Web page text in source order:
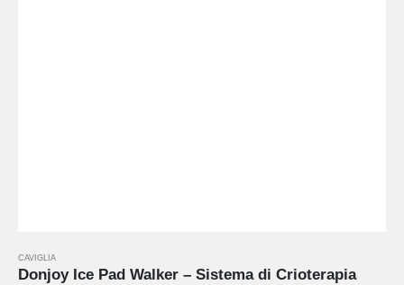
CAVIGLIA
Donjoy Ice Pad Walker – Sistema di Crioterapia